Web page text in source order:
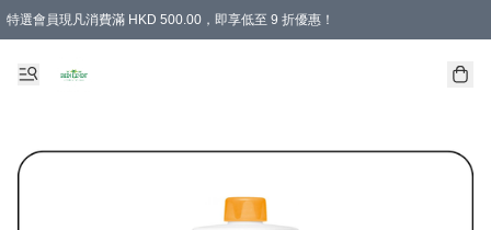
特選會員現凡消費滿 HKD 500.00，即享低至 9 折優惠！